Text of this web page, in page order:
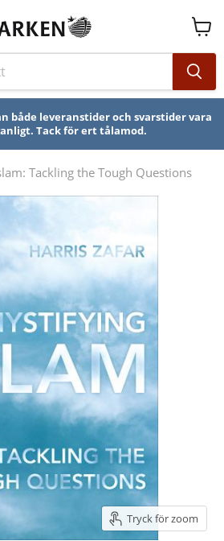
Se
både leveranstider och svarstider vara
Tack för ert tålamod.
Tackling the Tough Questions
Tryck för zoom